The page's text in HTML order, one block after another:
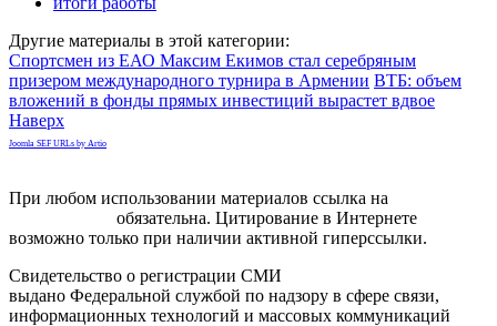
Другие материалы в этой категории:
Спортсмен из ЕАО Максим Екимов стал серебряным
призером международного турнира в Армении ВТБ: объем
вложений в фонды прямых инвестиций вырастет вдвое
Наверх
Joomla SEF URLs by Artio
При любом использовании материалов ссылка на
обязательна. Цитирование в Интернете
возможно только при наличии активной гиперссылки.
Свидетельство о регистрации СМИ
выдано Федеральной службой по надзору в сфере связи,
информационных технологий и массовых коммуникаций